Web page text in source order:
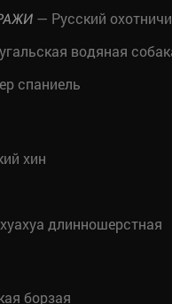
— Русский
водяная
спаниель
хин
длинношерстная
борзая